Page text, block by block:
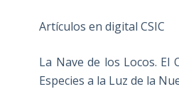
Artículos en digital CSIC
La Nave de los Locos. El
Especies a la Luz de la